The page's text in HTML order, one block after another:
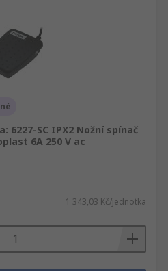
6227-SC IPX2 Nožní spínač
6A 250 V ac
1 343,03 Kč/jednotka